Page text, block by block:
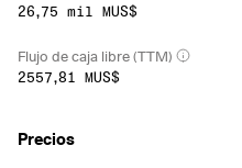
26,75 mil MUS$
Flujo de caja libre (TTM)
2557,81 MUS$
Precios